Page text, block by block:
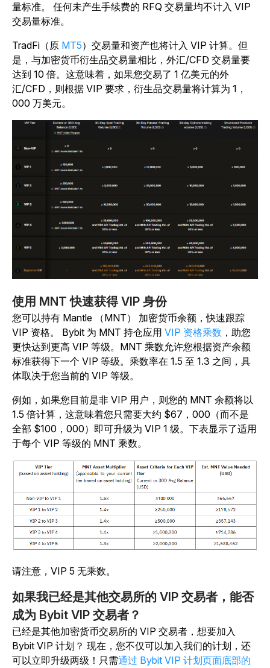
量标准。 任何未产生手续费的 RFQ 交易量均不计入 VIP
交易量标准。
TradFi （原 MT5）交易量和资产也将计入 VIP 计算。但
是，与加密货币衍生品交易量相比，外汇/CFD 交易量要
达到 10 倍。这意味着，如果您交易了 1 亿美元的外
汇/CFD，则根据 VIP 要求，衍生品交易量将计算为 1，
000 万美元。
使用 MNT 快速获得 VIP 身份
您可以持有 Mantle （MNT） 加密货币余额，快速跟踪
VIP 资格。
Bybit 为 MNT 持仓应用 VIP 资格乘数 ，助您
更快达到更高 VIP 等级。MNT 乘数允许您根据资产余额
标准获得下一个 VIP 等级。乘数率在 1.5 至 1.3 之间，具
体取决于您当前的 VIP 等级。
例如，如果您目前是非 VIP 用户，则您的 MNT 余额将以
1.5 倍计算，这意味着您只需要大约 $67，000（而不是
全部 $100，000）即可升级为 VIP 1 级。下表显示了适用
于每个 VIP 等级的 MNT 乘数。
请注意，VIP 5 无乘数。
如果我已经是其他交易所的 VIP 交易者，能否
成为 Bybit VIP 交易者？
已经是其他加密货币交易所的 VIP 交易者，想要加入
Bybit VIP 计划？ 现在，您不仅可以加入我们的计划，还
可以立即升级两级！只需通过 Bybit VIP 计划页面底部的